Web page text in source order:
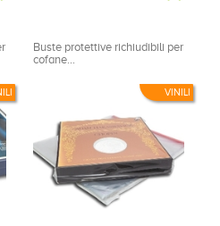
VINILI
Buste protettive richiudibili per
cofane...